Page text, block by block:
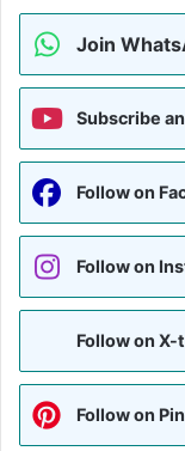
Join
Subscribe
Follow on
Follow on
Follow on
Follow on